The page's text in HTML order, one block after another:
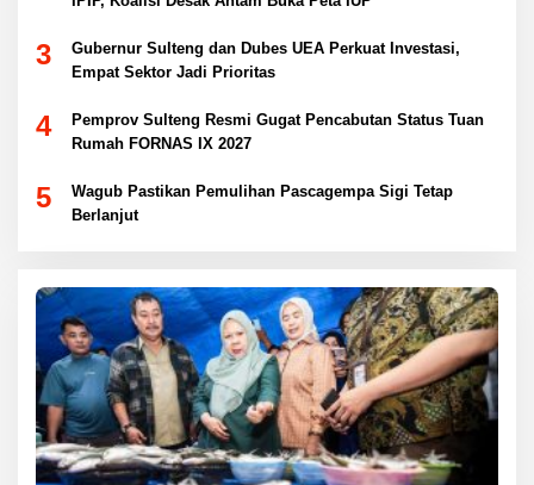
3
Gubernur Sulteng dan Dubes UEA Perkuat Investasi,
Empat Sektor Jadi Prioritas
4
Pemprov Sulteng Resmi Gugat Pencabutan Status Tuan
Rumah FORNAS IX 2027
5
Wagub Pastikan Pemulihan Pascagempa Sigi Tetap
Berlanjut